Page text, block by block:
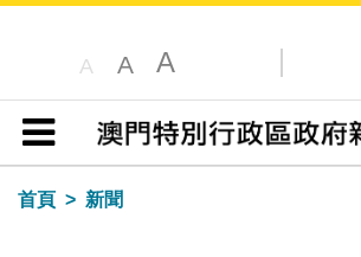
A A A
目錄
首頁
新聞